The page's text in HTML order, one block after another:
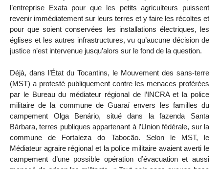
l’entreprise Exata pour que les petits agriculteurs puissent
revenir immédiatement sur leurs terres et y faire les récoltes et
pour que soient conservées les installations électriques, les
églises et les autres infrastructures, vu qu’aucune décision de
justice n’est intervenue jusqu’alors sur le fond de la question.
Déjà, dans l’État du Tocantins, le Mouvement des sans-terre
(MST) a protesté publiquement contre les menaces proférées
par le Bureau du médiateur régional de l’INCRA et la police
militaire de la commune de Guaraí envers les familles du
campement Olga Benário, situé dans la fazenda Santa
Bárbara, terres publiques appartenant à l’Union fédérale, sur la
commune de Fortaleza do Tabocão. Selon le MST, le
Médiateur agraire régional et la police militaire avaient averti le
campement d’une possible opération d’évacuation et aussi